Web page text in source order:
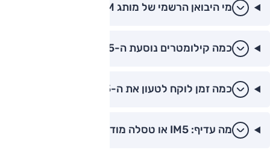
מי היבואן הרשמי של מותג IM?
כמה קילומטרים נוסעת ה-IM5 בטעינה אחת?
כמה זמן לוקח לטעון את ה-IM5?
מה עדיף: IM5 או טסלה מודל 3?